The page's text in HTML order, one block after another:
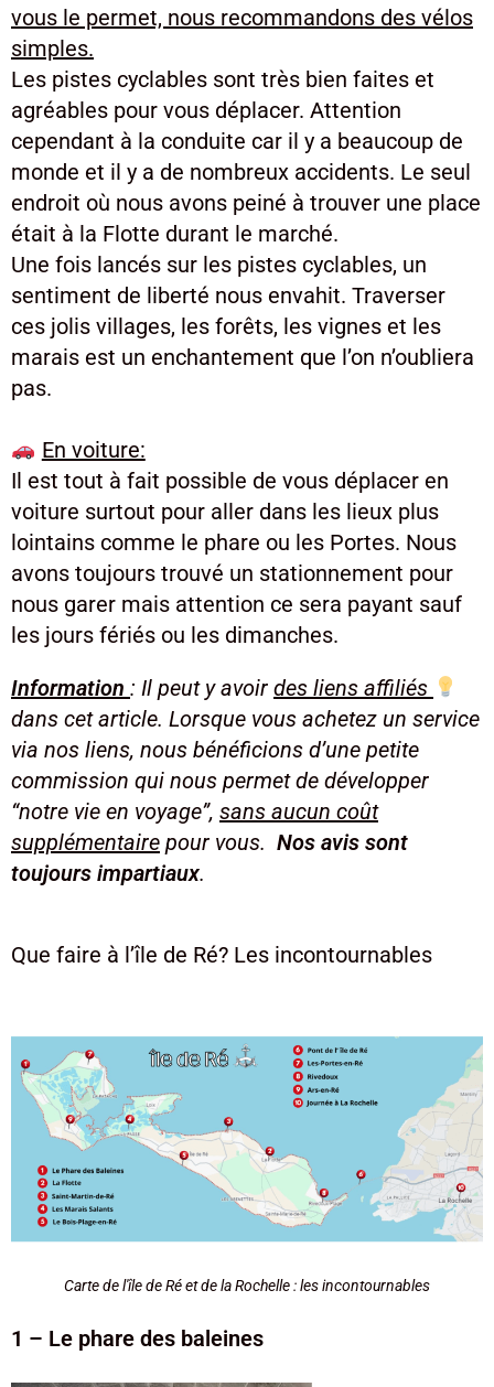
vous le permet, nous recommandons des vélos
simples.
Les pistes cyclables sont très bien faites et
agréables pour vous déplacer. Attention
cependant à la conduite car il y a beaucoup de
monde et il y a de nombreux accidents. Le seul
endroit où nous avons peiné à trouver une place
était à la Flotte durant le marché.
Une fois lancés sur les pistes cyclables, un
sentiment de liberté nous envahit. Traverser
ces jolis villages, les forêts, les vignes et les
marais est un enchantement que l’on n’oubliera
pas.
En voiture:
Il est tout à fait possible de vous déplacer en
voiture surtout pour aller dans les lieux plus
lointains comme le phare ou les Portes. Nous
avons toujours trouvé un stationnement pour
nous garer mais attention ce sera payant sauf
les jours fériés ou les dimanches.
Information : Il peut y avoir des liens affiliés
dans cet article. Lorsque vous achetez un service
via nos liens, nous bénéficions d’une petite
commission qui nous permet de développer
“notre vie en voyage”, sans aucun coût
supplémentaire pour vous. Nos avis sont
toujours impartiaux.
Que faire à l’île de Ré? Les incontournables
Carte de l'île de Ré et de la Rochelle : les incontournables
1 – Le phare des baleines